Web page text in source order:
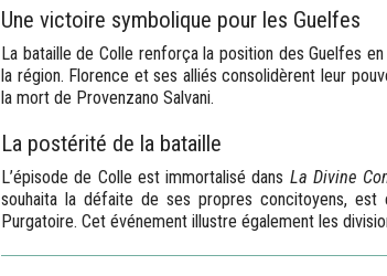
Une victoire symbolique pour les Guelfes
La bataille de Colle renforça la position des Guelfes
la région. Florence et ses alliés consolidèrent leur
la mort de Provenzano Salvani.
La postérité de la bataille
L’épisode de Colle est immortalisé dans La Divine
souhaita la défaite de ses propres concitoyens,
Purgatoire. Cet événement illustre également les